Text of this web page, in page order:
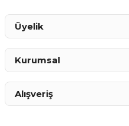
Üyelik
Kurumsal
Alışveriş